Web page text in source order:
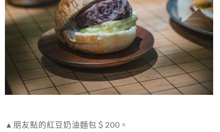
▲朋友點的紅豆奶油麵包＄200。